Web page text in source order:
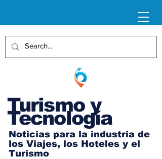
Turismo y
Tecnología
Noticias para la industria de
los Viajes, los Hoteles y el
Turismo